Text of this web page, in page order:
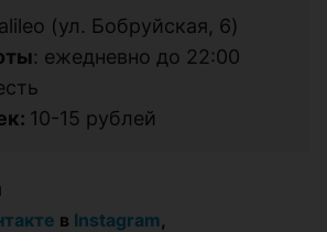
(ул. Бобруйская, 6)
: ежедневно до 22:00
10-15 рублей
в Instagram,